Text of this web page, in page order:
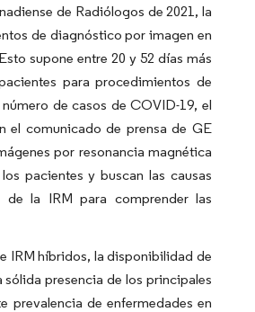
de Radiólogos de 2021, la
de diagnóstico por imagen en
supone entre 20 y 52 días más
para procedimientos de
de casos de COVID-19, el
el comunicado de prensa de GE
por resonancia magnética
pacientes y buscan las causas
la IRM para comprender las
IRM híbridos, la disponibilidad de
presencia de los principales
prevalencia de enfermedades en